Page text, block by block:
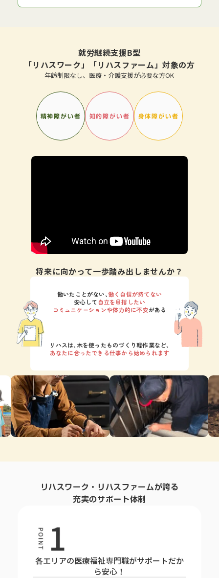
就労継続支援B型
「リハスワーク」「リハスファーム」対象の方
年齢制限なし、医療・介護支援が必要な方OK
精神障がい者 知的障がい者 身体障がい者
将来に向かって一歩踏み出しませんか？
働いたことがない､働く自信が持てない
安心して 自立を目指したい
コミュニケーションや体力的に不安がある
リハスは､木を使ったものづくり軽作業など､
あなたに合ったできる仕事から始められます
リハスワーク・リハスファームが誇る
充実のサポート体制
各エリアの医療福祉専門職がサポートだか
ら安心！